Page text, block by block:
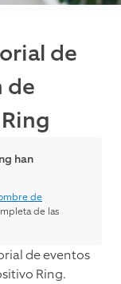
de
de
han
de
de las
de eventos
Ring.